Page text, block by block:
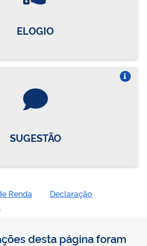
ELOGIO
SUGESTÃO
Renda
Declaração
desta página foram